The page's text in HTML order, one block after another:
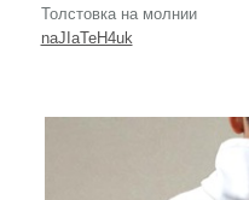
Толстовка на молнии
naJIaTeH4uk